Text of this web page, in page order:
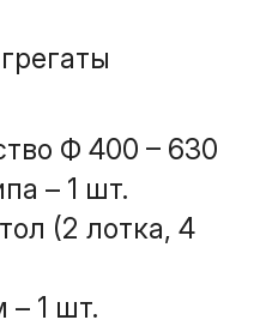
Ф 400 – 630
– 1 шт.
(2 лотка, 4
1 шт.